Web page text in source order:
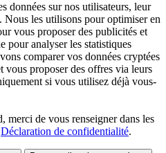
données sur nos utilisateurs, leur
Nous les utilisons pour optimiser en
vous proposer des publicités et
pour analyser les statistiques
comparer vos données cryptées
vous proposer des offres via leurs
si vous utilisez déjà vous-
merci de vous renseigner dans les
Déclaration de confidentialité.